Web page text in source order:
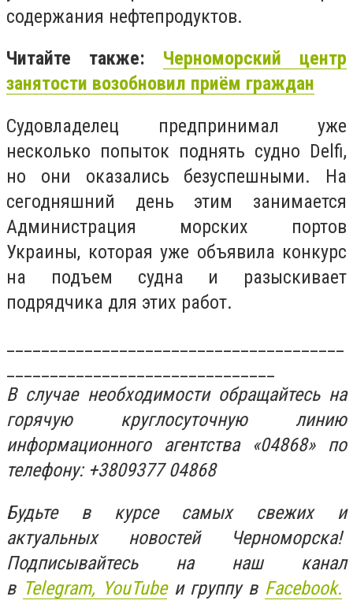
содержания нефтепродуктов.
Читайте также: Черноморский центр
занятости возобновил приём граждан
Судовладелец предпринимал уже
несколько попыток поднять судно Delfi,
но они оказались безуспешными. На
сегодняшний день этим занимается
Администрация морских портов
Украины, которая уже объявила конкурс
на подъем судна и разыскивает
подрядчика для этих работ.
В случае необходимости обращайтесь на
горячую круглосуточную линию
информационного агентства «04868» по
телефону: +3809377 04868
Будьте в курсе самых свежих и
актуальных новостей Черноморска!
Подписывайтесь на наш канал
в Telegram, YouTubeи группу в Facebook.